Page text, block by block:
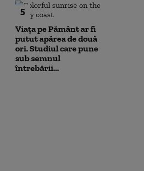
5
Viața pe Pământ ar fi
putut apărea de două
ori. Studiul care pune
sub semnul
întrebării...